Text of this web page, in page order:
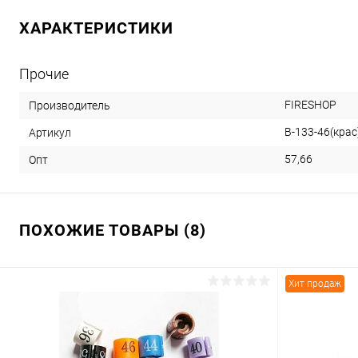
ХАРАКТЕРИСТИКИ
Прочие
Производитель FIRESHOP
Артикул В-133-
Опт 57,66
ПОХОЖИЕ ТОВАРЫ (8)
Хит продаж